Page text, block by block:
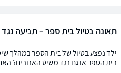
תאונה בטיול בית ספר – תביעה
ילד נפצע בטיול של בית הספר במהלך
בית הספר או גם נגד משיט האבובים?